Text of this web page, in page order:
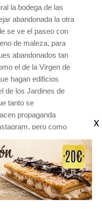
la bodega de las
abandonada la otra
se ve el paseo con
de maleza, para
abandonados tan
el de la Virgen de
hagan edificios
de los Jardines de
tanto se
propaganda
pero como
propia mierxx
barrios para escuchar
los vecinos y resulta
hablar con el
algo urgente